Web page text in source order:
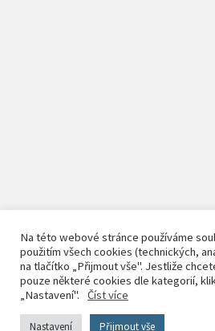
Na této webové stránce používáme
použitím všech cookies (technických,
na tlačítko „Přijmout vše". Jestliže
pouze některé cookies dle kategorií,
„Nastavení".
Číst více
Nastavení Přijmout vše